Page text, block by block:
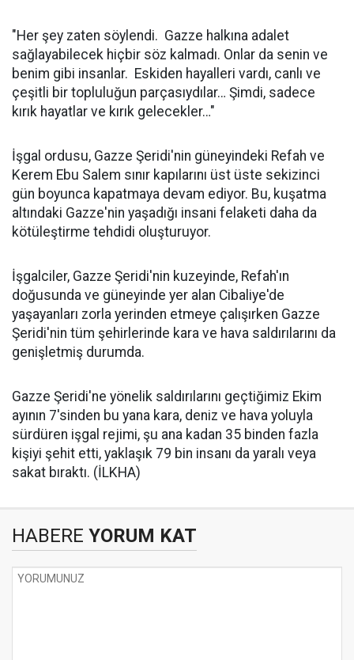
"Her şey zaten söylendi. Gazze halkına adalet
sağlayabilecek hiçbir söz kalmadı. Onlar da senin ve
benim gibi insanlar. Eskiden hayalleri vardı, canlı ve
çeşitli bir topluluğun parçasıydılar… Şimdi, sadece
kırık hayatlar ve kırık gelecekler…"
İşgal ordusu, Gazze Şeridi'nin güneyindeki Refah ve
Kerem Ebu Salem sınır kapılarını üst üste sekizinci
gün boyunca kapatmaya devam ediyor. Bu, kuşatma
altındaki Gazze'nin yaşadığı insani felaketi daha da
kötüleştirme tehdidi oluşturuyor.
İşgalciler, Gazze Şeridi'nin kuzeyinde, Refah'ın
doğusunda ve güneyinde yer alan Cibaliye'de
yaşayanları zorla yerinden etmeye çalışırken Gazze
Şeridi'nin tüm şehirlerinde kara ve hava saldırılarını da
genişletmiş durumda.
Gazze Şeridi'ne yönelik saldırılarını geçtiğimiz Ekim
ayının 7'sinden bu yana kara, deniz ve hava yoluyla
sürdüren işgal rejimi, şu ana kadan 35 binden fazla
kişiyi şehit etti, yaklaşık 79 bin insanı da yaralı veya
sakat bıraktı. (İLKHA)
HABERE YORUM KAT